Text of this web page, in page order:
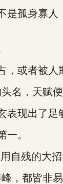
孤身寡人
或者被人
，天赋便
现出了足
。
自残的大招
都皆非